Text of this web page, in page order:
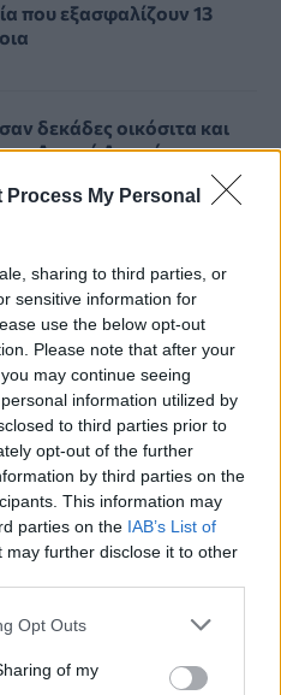
Process My Personal
sharing to third parties, or
sensitive information for
use the below opt-out
Please note that after your
may continue seeing
information utilized by
to third parties prior to
opt-out of the further
by third parties on the
This information may
parties on the IAB’s List of
may further disclose it to other
Opt Outs
of my
που εξασφαλίζουν 13
δεκάδες οικόσιτα και
Δυτική Αττική
βίας με έμφαση στις
πράγματι προτιμήσεις
έρευνα
κατά των κουνουπιών
στις 10, 11 και 12
επερχόμενες ζέστες -
στο πρώην ΨΝΑ»